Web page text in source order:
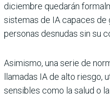
diciembre quedarán
sistemas de IA capaces de
personas desnudas sin su
Asimismo, una serie de
llamadas IA de alto riesgo,
sensibles como la salud o